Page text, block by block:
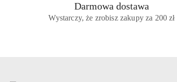
Darmowa dostawa
Wystarczy, że zrobisz zakupy za 200 zł